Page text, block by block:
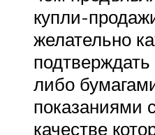
купли-
желательно
либо
показаниями
качестве